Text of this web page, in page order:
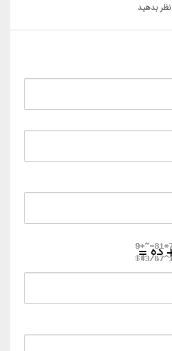
نظر بدهید